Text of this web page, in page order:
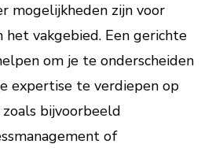
mogelijkheden zijn voor
het vakgebied. Een gerichte
om je te onderscheiden
expertise te verdiepen op
bijvoorbeeld
of